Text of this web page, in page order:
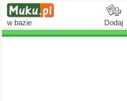
w bazie Dodaj